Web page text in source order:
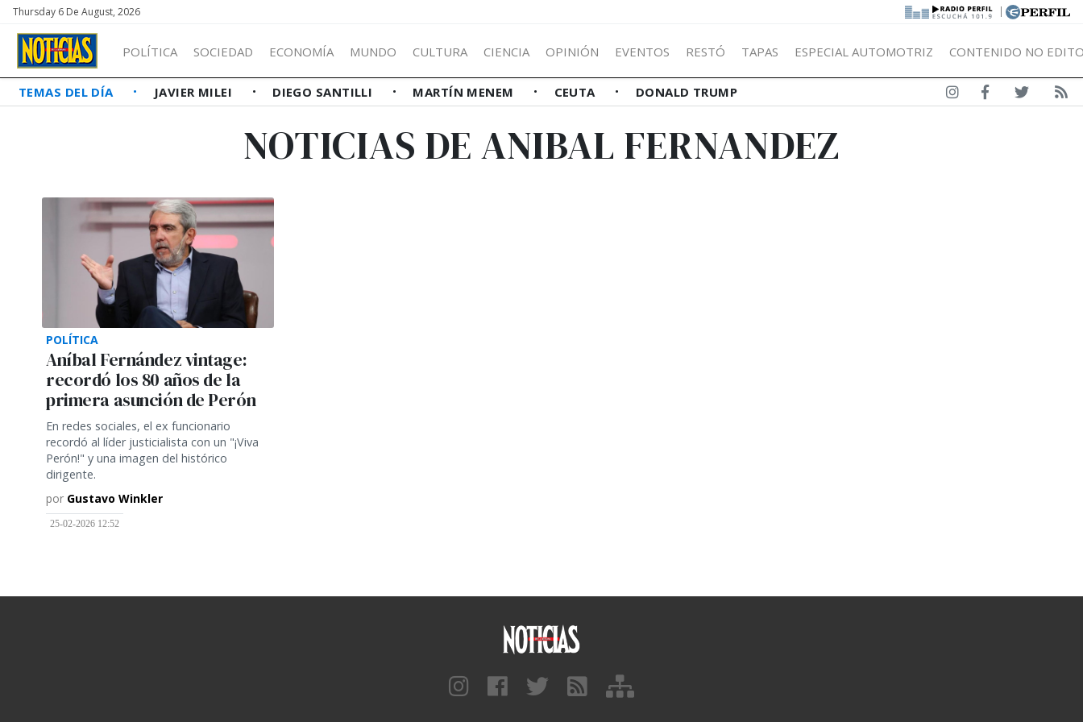
Thursday 6 De August, 2026 |
POLÍTICA SOCIEDAD ECONOMÍA MUNDO CULTURA CIENCIA OPINIÓN EVENTOS RESTÓ TAPAS ESPECIAL AUTOMOTRIZ CONTENIDO NO
TEMAS DEL DÍA JAVIER MILEI DIEGO SANTILLI MARTÍN MENEM CEUTA DONALD TRUMP
NOTICIAS DE ANIBAL FERNANDEZ
POLÍTICA
Aníbal Fernández vintage:
recordó los 80 años de la
primera asunción de Perón
En redes sociales, el ex funcionario
recordó al líder justicialista con un "¡Viva
Perón!" y una imagen del histórico
dirigente.
por Gustavo Winkler
25-02-2026 12:52